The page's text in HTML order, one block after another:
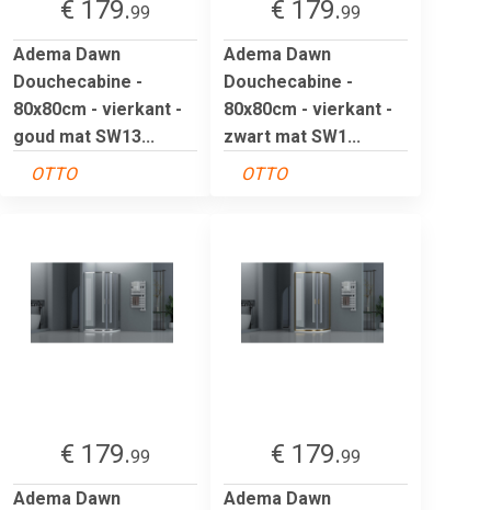
€ 179.99
Adema Dawn
Douchecabine -
80x80cm - vierkant -
goud mat SW13...
OTTO
€ 179.99
Adema Dawn
Douchecabine -
80x80cm - vierkant -
zwart mat SW1...
OTTO
€ 179.99
Adema Dawn
€ 179.99
Adema Dawn